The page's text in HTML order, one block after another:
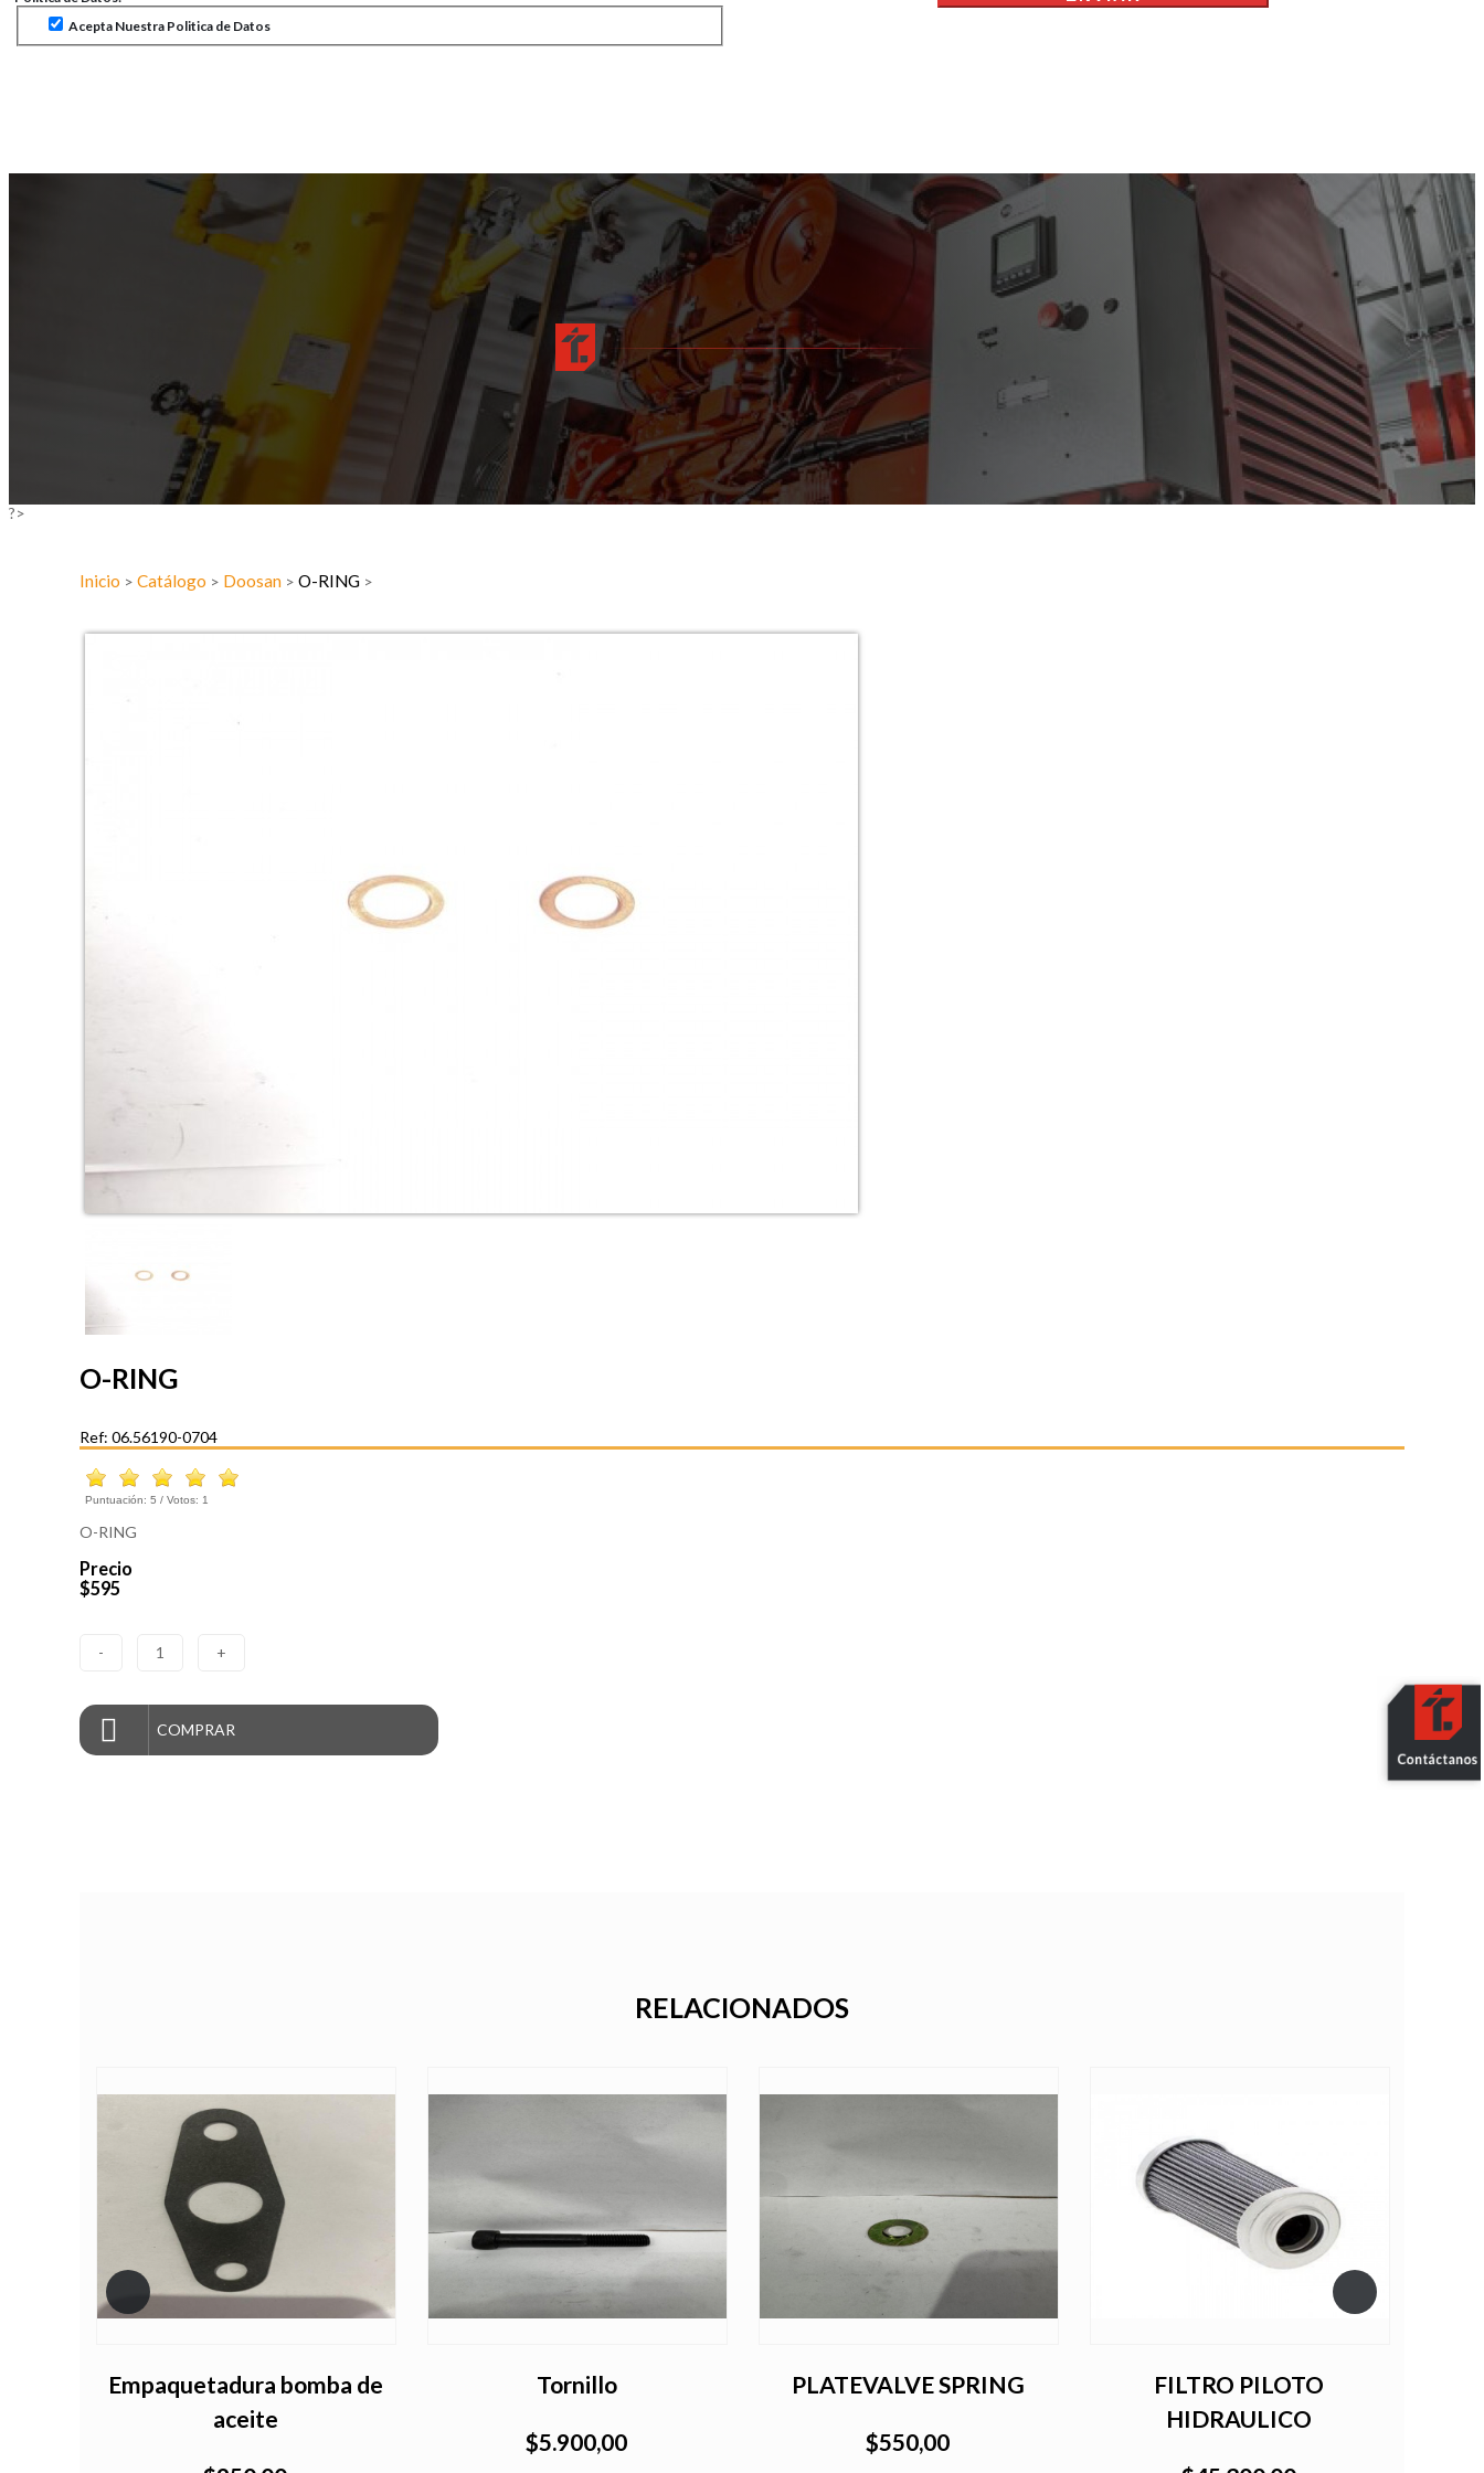
Acepta Nuestra Politica de Datos
?>
Inicio > Catálogo > Doosan > O-RING >
O-RING
Ref: 06.56190-0704
Puntuación: 5 / Votos: 1
O-RING
Precio
$595
- 1 +
COMPRAR
RELACIONADOS
Empaquetadura bomba de
aceite
Tornillo
$5.900,00
PLATEVALVE SPRING
$550,00
FILTRO PILOTO
HIDRAULICO